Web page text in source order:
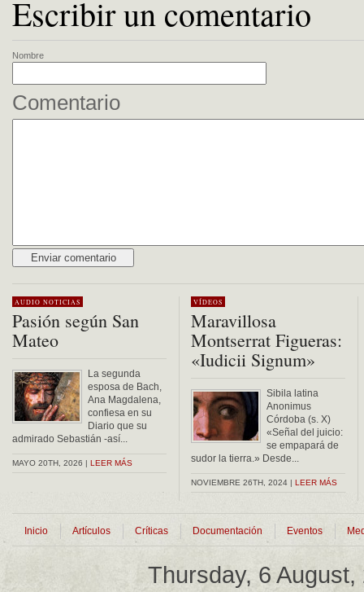
Escribir un comentario
Nombre
Comentario
AUDIO NOTICIAS
Pasión según San
Mateo
La segunda
esposa de Bach,
Ana Magdalena,
confiesa en su
Diario que su
admirado Sebastián -así...
MAYO 20TH, 2026 | LEER MÁS
VÍDEOS
Maravillosa
Montserrat Figueras:
«Iudicii Signum»
Sibila latina
Anonimus
Córdoba (s. X)
«Señal del juicio:
se empapará de
sudor la tierra.» Desde...
NOVIEMBRE 26TH, 2024 | LEER MÁS
Inicio Artículos Críticas Documentación Eventos
Thursday, 6